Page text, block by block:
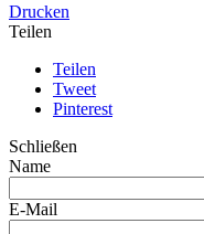
Drucken
Teilen
Teilen
Tweet
Pinterest
Schließen
Name
E-Mail